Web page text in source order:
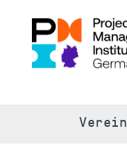
Verein